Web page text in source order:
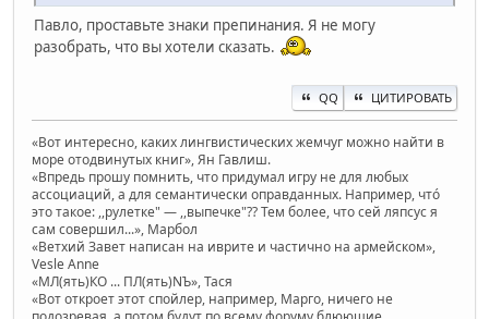
Павло, проставьте знаки препинания. Я не могу
разобрать, что вы хотели сказать.
QQ ЦИТИРОВАТЬ
«Вот интересно, каких лингвистических жемчуг можно найти в
море отодвинутых книг», Ян Гавлиш.
«Впредь прошу помнить, что придумал игру не для любых
ассоциаций, а для семантически оправданных. Например, чтó
это такое: ,,рулетке" — ,,выпечке"?? Тем более, что сей ляпсус я
сам совершил...», Марбол
«Ветхий Завет написан на иврите и частично на армейском»,
Vesle Anne
«МЛ(ять)КО ... ПЛ(ять)NЪ», Тася
«Вот откроет этот спойлер, например, Марго, ничего не